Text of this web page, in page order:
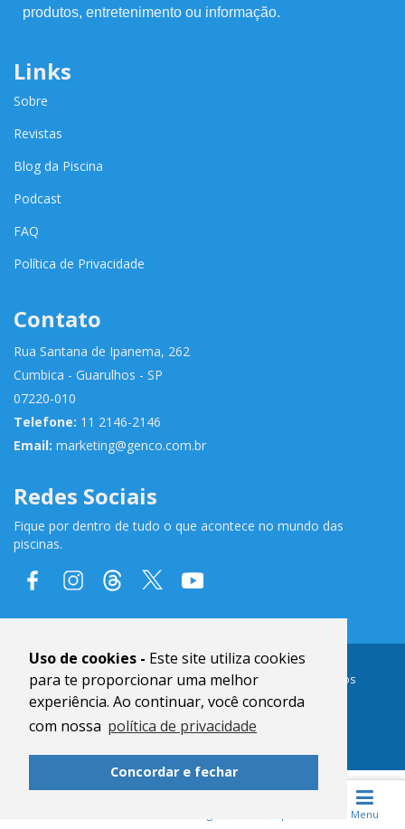
Uso de cookies - Este site utiliza cookies
para te proporcionar uma melhor
experiência. Ao continuar, você concorda
com nossa política de privacidade
Concordar e fechar
Menu
produtos, entretenimento ou informação.
Links
Sobre
Revistas
Blog da Piscina
Podcast
FAQ
Política de Privacidade
Contato
Rua Santana de Ipanema, 262
Cumbica - Guarulhos - SP
07220-010
Telefone: 11 2146-2146
Email: marketing@genco.com.br
Redes Sociais
Fique por dentro de tudo o que acontece no mundo das
piscinas.
Copyright © 2024GENCO®| Todos Direitos Reservados
www.genco.com.br